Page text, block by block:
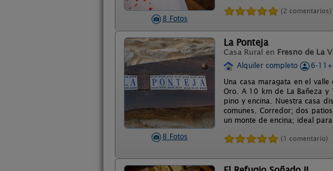
8 Fotos
(2 comentarios)
8 Fotos
La Ponteja
Casa Rural en Fresno de La
Alquiler completo
6-
Una casa maragata en el
Oro. A 10 km de La Bañeza y
pino y encina. Nuestra casa
comunes. Corredor; dos
un monte de encina; ideal
(1 comentario)